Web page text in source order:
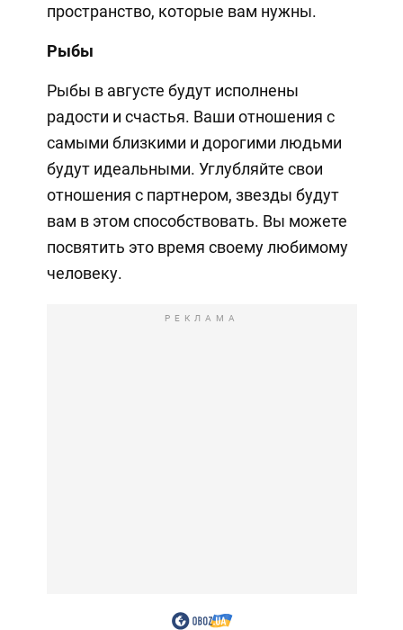
пространство, которые вам нужны.
Рыбы
Рыбы в августе будут исполнены
радости и счастья. Ваши отношения с
самыми близкими и дорогими людьми
будут идеальными. Углубляйте свои
отношения с партнером, звезды будут
вам в этом способствовать. Вы можете
посвятить это время своему любимому
человеку.
РЕКЛАМА